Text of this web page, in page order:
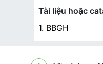
Tài liệu hoặc
1. BBGH